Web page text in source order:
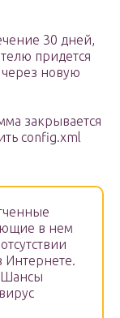
30 дней,
придется
через новую
закрывается
config.xml
в нем
Интернете.
Шансы